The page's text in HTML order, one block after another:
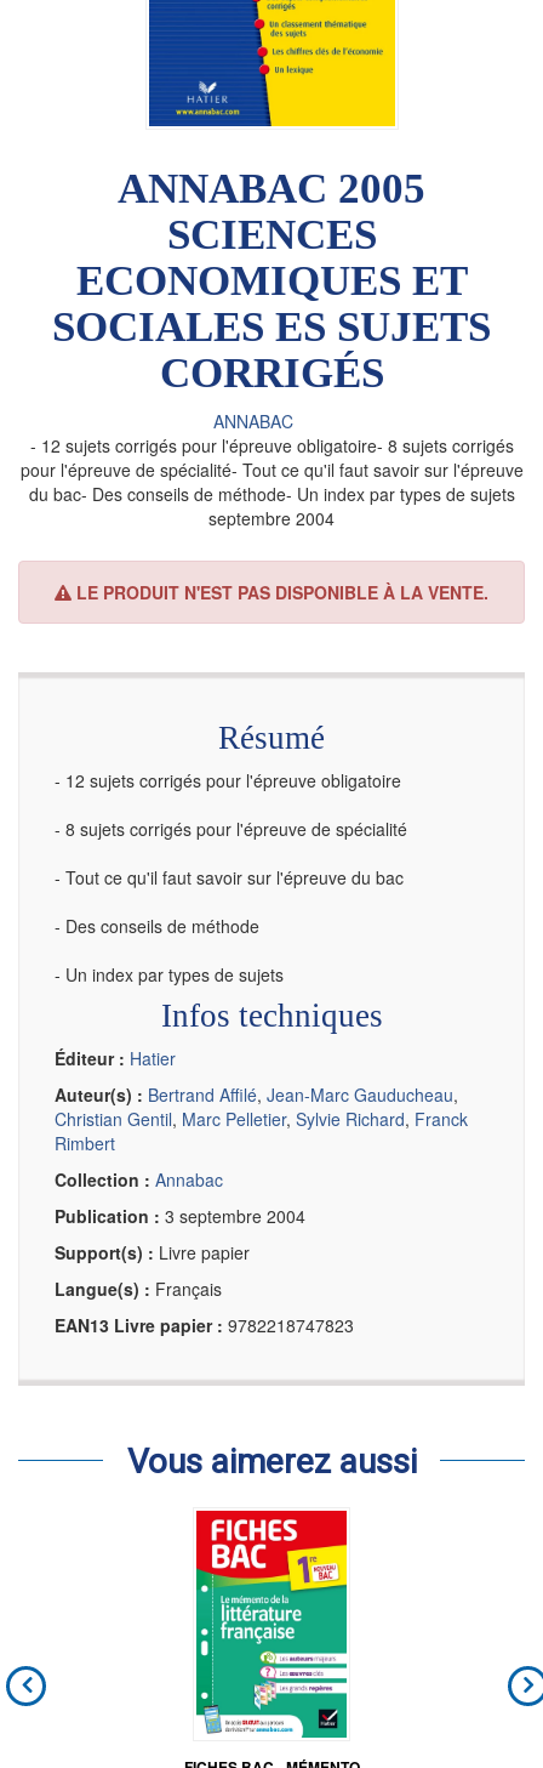
ANNABAC 2005
SCIENCES
ECONOMIQUES ET
SOCIALES ES SUJETS
CORRIGÉS
ANNABAC
- 12 sujets corrigés pour l'épreuve obligatoire- 8 sujets corrigés
pour l'épreuve de spécialité- Tout ce qu'il faut savoir sur l'épreuve
du bac- Des conseils de méthode- Un index par types de sujets
septembre 2004
LE PRODUIT N'EST PAS DISPONIBLE À LA VENTE.
Résumé
- 12 sujets corrigés pour l'épreuve obligatoire
- 8 sujets corrigés pour l'épreuve de spécialité
- Tout ce qu'il faut savoir sur l'épreuve du bac
- Des conseils de méthode
- Un index par types de sujets
Infos techniques
Éditeur : Hatier
Auteur(s) : Bertrand Affilé, Jean-Marc Gauducheau,
Christian Gentil, Marc Pelletier, Sylvie Richard, Franck
Rimbert
Collection : Annabac
Publication : 3 septembre 2004
Support(s) : Livre papier
Langue(s) : Français
EAN13 Livre papier : 9782218747823
Vous aimerez aussi